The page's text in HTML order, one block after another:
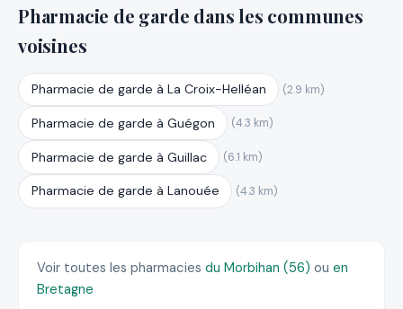
Pharmacie de garde dans les communes
voisines
Pharmacie de garde à La Croix-Helléan (2.9 km)
Pharmacie de garde à Guégon (4.3 km)
Pharmacie de garde à Guillac (6.1 km)
Pharmacie de garde à Lanouée (4.3 km)
Voir toutes les pharmacies du Morbihan (56) ou en
Bretagne